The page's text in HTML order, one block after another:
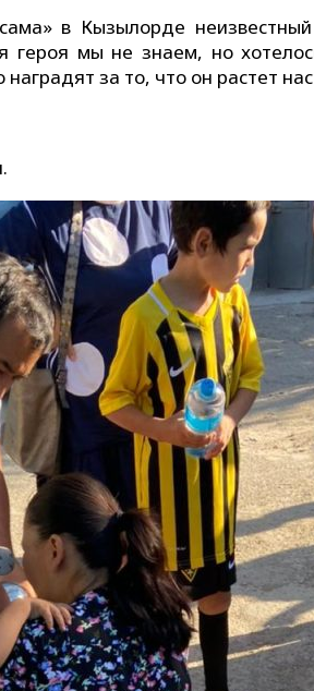
в Кызылорде
героя мы не знаем, но
за то, что он растет